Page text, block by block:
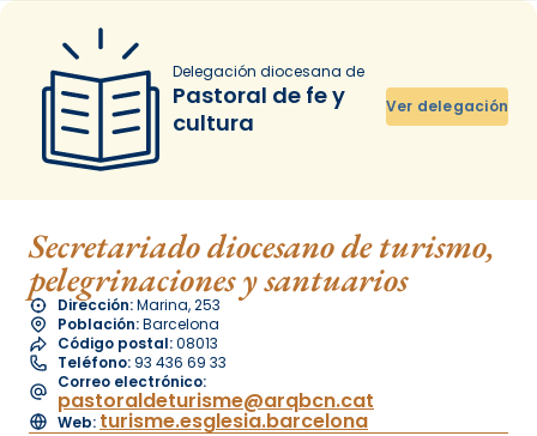
Delegación diocesana de
Pastoral de fe y
cultura
Ver delegación
Secretariado diocesano de turismo,
pelegrinaciones y santuarios
Dirección:Marina, 253
Población:Barcelona
Código postal:08013
Teléfono: 93 436 69 33
Correo electrónico:
pastoraldeturisme@arqbcn.cat
Web: turisme.esglesia.barcelona